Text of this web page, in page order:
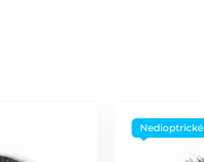
Nedioptrické